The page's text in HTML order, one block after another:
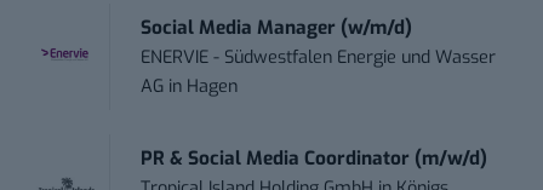
Social Media Manager (w/m/d)
ENERVIE - Südwestfalen Energie und Wasser
AG in Hagen
PR & Social Media Coordinator (m/w/d)